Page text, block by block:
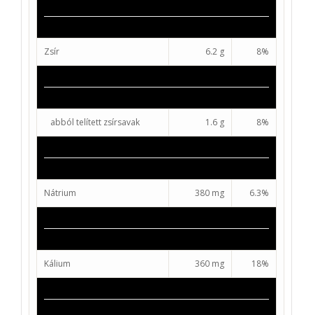
Zsír 6.2 g 8%
abból telített zsírsavak 1.6 g 8%
Nátrium 380 mg 6.3%
Kálium 360 mg 18%